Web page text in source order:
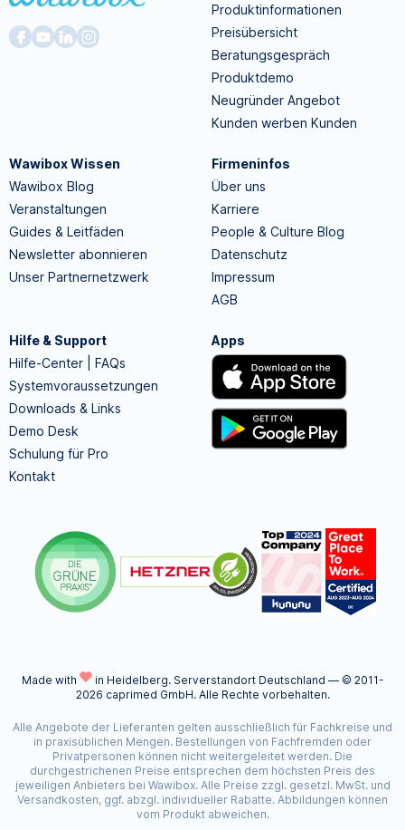
Produktinformationen
Preisübersicht
Beratungsgespräch
Produktdemo
Neugründer Angebot
Kunden werben Kunden
Wawibox Wissen
Wawibox Blog
Veranstaltungen
Guides & Leitfäden
Newsletter abonnieren
Unser Partnernetzwerk
Firmeninfos
Über uns
Karriere
People & Culture Blog
Datenschutz
Impressum
AGB
Hilfe & Support
Hilfe-Center | FAQs
Systemvoraussetzungen
Downloads & Links
Demo Desk
Schulung für Pro
Kontakt
Apps
Made with in Heidelberg. Serverstandort Deutschland — © 2011-
2026 caprimed GmbH. Alle Rechte vorbehalten.
Alle Angebote der Lieferanten gelten ausschließlich für Fachkreise und
in praxisüblichen Mengen. Bestellungen von Fachfremden oder
Privatpersonen können nicht weitergeleitet werden. Die
durchgestrichenen Preise entsprechen dem höchsten Preis des
jeweiligen Anbieters bei Wawibox. Alle Preise zzgl. gesetzl. MwSt. und
Versandkosten, ggf. abzgl. individueller Rabatte. Abbildungen können
vom Produkt abweichen.